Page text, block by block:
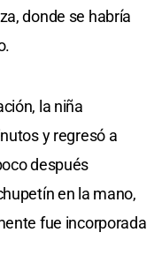
donde se habría
la niña
y regresó a
después
en la mano,
fue incorporada